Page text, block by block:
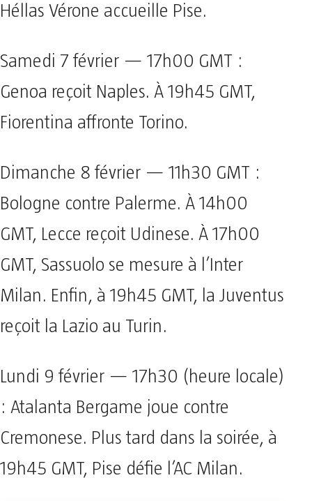
Héllas Vérone accueille Pise.
Samedi 7 février — 17h00 GMT :
Genoa reçoit Naples. À 19h45 GMT,
Fiorentina affronte Torino.
Dimanche 8 février — 11h30 GMT :
Bologne contre Palerme. À 14h00
GMT, Lecce reçoit Udinese. À 17h00
GMT, Sassuolo se mesure à l’Inter
Milan. Enfin, à 19h45 GMT, la Juventus
reçoit la Lazio au Turin.
Lundi 9 février — 17h30 (heure locale)
: Atalanta Bergame joue contre
Cremonese. Plus tard dans la soirée, à
19h45 GMT, Pise défie l’AC Milan.